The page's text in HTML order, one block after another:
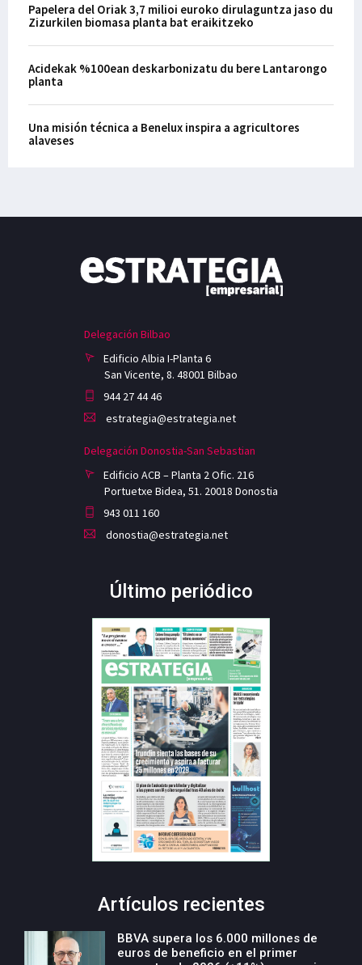
Papelera del Oriak 3,7 milioi euroko dirulaguntza jaso du
Zizurkilen biomasa planta bat eraikitzeko
Acidekak %100ean deskarbonizatu du bere Lantarongo
planta
Una misión técnica a Benelux inspira a agricultores
alaveses
Delegación Bilbao
Edificio Albia I-Planta 6
San Vicente, 8. 48001 Bilbao
944 27 44 46
estrategia@estrategia.net
Delegación Donostia-San Sebastian
Edificio ACB – Planta 2 Ofic. 216
Portuetxe Bidea, 51. 20018 Donostia
943 011 160
donostia@estrategia.net
Último periódico
Artículos recientes
BBVA supera los 6.000 millones de
euros de beneficio en el primer